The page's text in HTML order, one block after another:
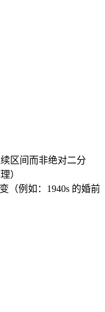
区间而非绝对二分
）
（例如：1940s 的婚前